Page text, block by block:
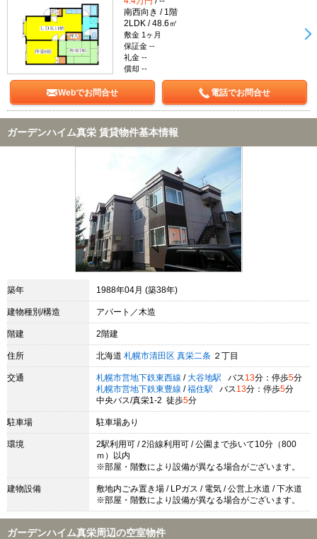
南西向き / 1階
2LDK / 48.6㎡
敷金 1ヶ月
保証金 --
礼金 --
償却 --
Webでお問合せ 電話でお問合せ
ガーデンハイム真栄 賃貸物件基本情報
築年 1988年04月 (築38年)
建物種別/構造 アパート／木造
階建 2階建
住所 北海道 札幌市清田区 真栄二条 ２丁目
交通 札幌市営地下鉄東西線 / 大谷地駅 バス 13分：停歩5分
札幌市営地下鉄東豊線 / 福住駅 バス 13分：停歩5分
中央バス/真栄1-2 徒歩5分
駐車場 駐車場あり
環境
2駅利用可 / 2沿線利用可 / 公園まで歩いて10分（800
ｍ）以内
※部屋・階数により設備が異なる場合がございます。
建物設備
敷地内ごみ置き場 / LPガス / 電気 / 公営上水道 / 下水道
※部屋・階数により設備が異なる場合がございます。
ガーデンハイム真栄周辺の空室物件